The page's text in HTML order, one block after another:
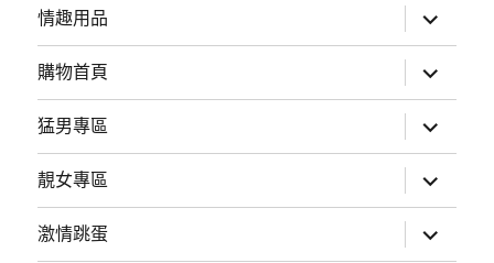
情趣用品
展
開
子
選
單
購物首頁
展
開
子
選
單
猛男專區
展
開
子
選
單
靚女專區
展
開
子
選
單
激情跳蛋
展
開